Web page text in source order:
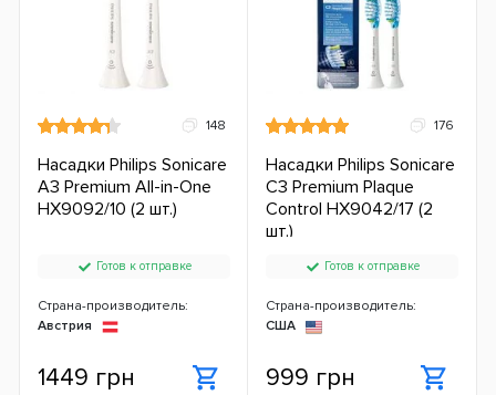
148
Насадки Philips Sonicare
A3 Premium All-in-One
HX9092/10 (2 шт.)
Готов к отправке
Страна-производитель:
Австрия
1449 грн
176
Насадки Philips Sonicare
C3 Premium Plaque
Control HX9042/17 (2
шт.)
Готов к отправке
Страна-производитель:
США
999 грн